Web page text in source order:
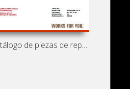
Catálogo de piezas de repuesto de